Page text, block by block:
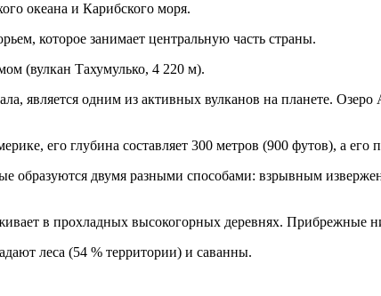
океана и Карибского моря.
которое занимает центральную часть страны.
(вулкан Тахумулько, 4 220 м).
является одним из активных вулканов на планете. Озеро
его глубина составляет 300 метров (900 футов), а
образуются двумя разными способами: взрывным
в прохладных высокогорных деревнях. Прибрежные
леса (54 % территории) и саванны.